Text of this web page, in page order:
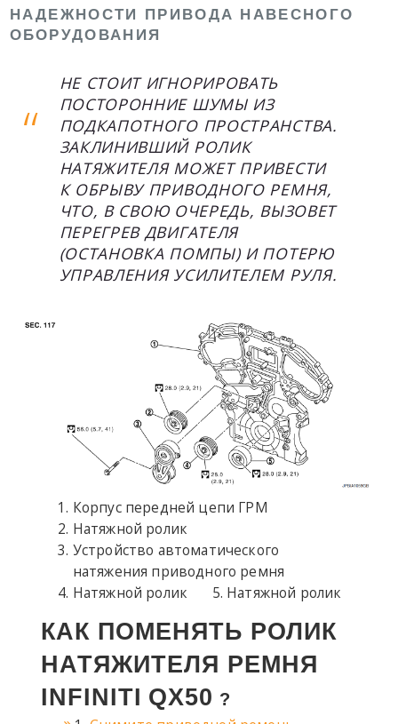
НАДЕЖНОСТИ ПРИВОДА НАВЕСНОГО
ОБОРУДОВАНИЯ
НЕ СТОИТ ИГНОРИРОВАТЬ
ПОСТОРОННИЕ ШУМЫ ИЗ
ПОДКАПОТНОГО ПРОСТРАНСТВА.
ЗАКЛИНИВШИЙ РОЛИК
НАТЯЖИТЕЛЯ МОЖЕТ ПРИВЕСТИ
К ОБРЫВУ ПРИВОДНОГО РЕМНЯ,
ЧТО, В СВОЮ ОЧЕРЕДЬ, ВЫЗОВЕТ
ПЕРЕГРЕВ ДВИГАТЕЛЯ
(ОСТАНОВКА ПОМПЫ) И ПОТЕРЮ
УПРАВЛЕНИЯ УСИЛИТЕЛЕМ РУЛЯ.
Корпус передней цепи ГРМ
Натяжной ролик
Устройство автоматического
натяжения приводного ремня
Натяжной ролик
Натяжной ролик
КАК ПОМЕНЯТЬ РОЛИК
НАТЯЖИТЕЛЯ РЕМНЯ
INFINITI QX50 ?